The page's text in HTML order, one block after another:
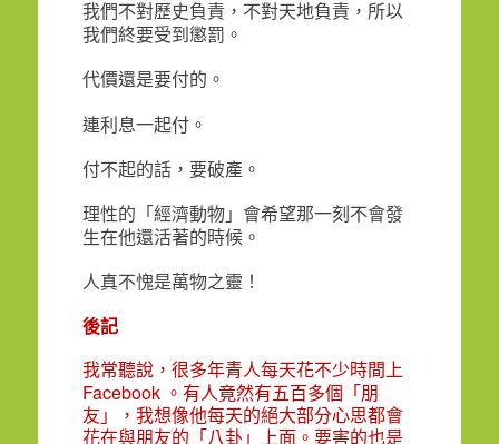
我們不對歷史負責，不對天地負責，所以
我們終要受到懲罰。
代價還是要付的。
連利息一起付。
付不起的話，要破產。
理性的「經濟動物」會希望那一刻不會發
生在他還活著的時候。
人真不愧是萬物之靈！
後記
我常聽說，很多年青人每天花不少時間上
Facebook 。有人竟然有五百多個「朋
友」，我想像他每天的絕大部分心思都會
花在與朋友的「八卦」上面。要害的也是